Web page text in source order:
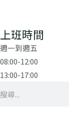
上班時間
週一到週五
08:00-12:00
13:00-17:00
尋